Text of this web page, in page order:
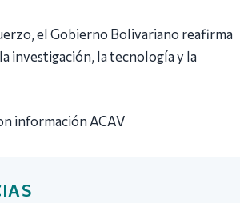
el Gobierno Bolivariano reafirma
investigación, la tecnología y la
información ACAV